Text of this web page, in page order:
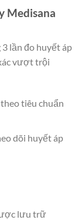
Medisana
lần đo huyết áp
vượt trội
tiêu chuẩn
dõi huyết áp
lưu trữ